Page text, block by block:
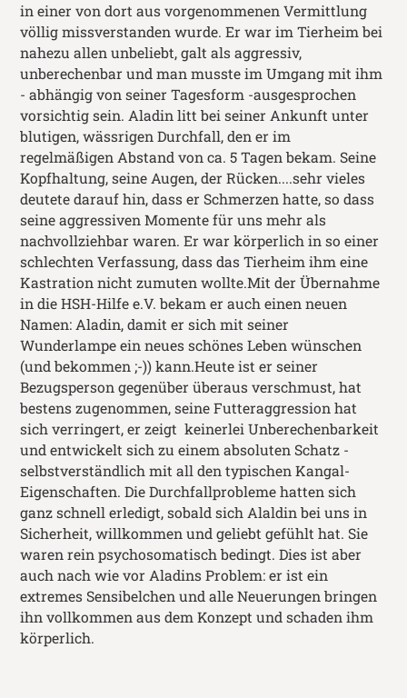
in einer von dort aus vorgenommenen Vermittlung
völlig missverstanden wurde. Er war im Tierheim bei
nahezu allen unbeliebt, galt als aggressiv,
unberechenbar und man musste im Umgang mit ihm
- abhängig von seiner Tagesform -ausgesprochen
vorsichtig sein. Aladin litt bei seiner Ankunft unter
blutigen, wässrigen Durchfall, den er im
regelmäßigen Abstand von ca. 5 Tagen bekam. Seine
Kopfhaltung, seine Augen, der Rücken....sehr vieles
deutete darauf hin, dass er Schmerzen hatte, so dass
seine aggressiven Momente für uns mehr als
nachvollziehbar waren. Er war körperlich in so einer
schlechten Verfassung, dass das Tierheim ihm eine
Kastration nicht zumuten wollte.Mit der Übernahme
in die HSH-Hilfe e.V. bekam er auch einen neuen
Namen: Aladin, damit er sich mit seiner
Wunderlampe ein neues schönes Leben wünschen
(und bekommen ;-)) kann.Heute ist er seiner
Bezugsperson gegenüber überaus verschmust, hat
bestens zugenommen, seine Futteraggression hat
sich verringert, er zeigt keinerlei Unberechenbarkeit
und entwickelt sich zu einem absoluten Schatz -
selbstverständlich mit all den typischen Kangal-
Eigenschaften. Die Durchfallprobleme hatten sich
ganz schnell erledigt, sobald sich Alaldin bei uns in
Sicherheit, willkommen und geliebt gefühlt hat. Sie
waren rein psychosomatisch bedingt. Dies ist aber
auch nach wie vor Aladins Problem: er ist ein
extremes Sensibelchen und alle Neuerungen bringen
ihn vollkommen aus dem Konzept und schaden ihm
körperlich.